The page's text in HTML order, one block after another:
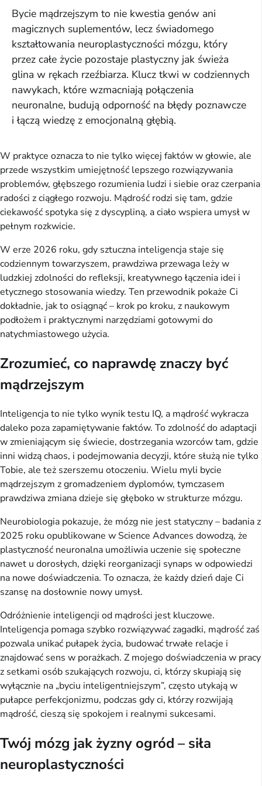
Bycie mądrzejszym to nie kwestia genów ani
magicznych suplementów, lecz świadomego
kształtowania neuroplastyczności mózgu, który
przez całe życie pozostaje plastyczny jak świeża
glina w rękach rzeźbiarza. Klucz tkwi w codziennych
nawykach, które wzmacniają połączenia
neuronalne, budują odporność na błędy poznawcze
i łączą wiedzę z emocjonalną głębią.
W praktyce oznacza to nie tylko więcej faktów w głowie, ale
przede wszystkim umiejętność lepszego rozwiązywania
problemów, głębszego rozumienia ludzi i siebie oraz czerpania
radości z ciągłego rozwoju. Mądrość rodzi się tam, gdzie
ciekawość spotyka się z dyscypliną, a ciało wspiera umysł w
pełnym rozkwicie.
W erze 2026 roku, gdy sztuczna inteligencja staje się
codziennym towarzyszem, prawdziwa przewaga leży w
ludzkiej zdolności do refleksji, kreatywnego łączenia idei i
etycznego stosowania wiedzy. Ten przewodnik pokaże Ci
dokładnie, jak to osiągnąć – krok po kroku, z naukowym
podłożem i praktycznymi narzędziami gotowymi do
natychmiastowego użycia.
Zrozumieć, co naprawdę znaczy być
mądrzejszym
Inteligencja to nie tylko wynik testu IQ, a mądrość wykracza
daleko poza zapamiętywanie faktów. To zdolność do adaptacji
w zmieniającym się świecie, dostrzegania wzorców tam, gdzie
inni widzą chaos, i podejmowania decyzji, które służą nie tylko
Tobie, ale też szerszemu otoczeniu. Wielu myli bycie
mądrzejszym z gromadzeniem dyplomów, tymczasem
prawdziwa zmiana dzieje się głęboko w strukturze mózgu.
Neurobiologia pokazuje, że mózg nie jest statyczny – badania z
2025 roku opublikowane w Science Advances dowodzą, że
plastyczność neuronalna umożliwia uczenie się społeczne
nawet u dorosłych, dzięki reorganizacji synaps w odpowiedzi
na nowe doświadczenia. To oznacza, że każdy dzień daje Ci
szansę na dosłownie nowy umysł.
Odróżnienie inteligencji od mądrości jest kluczowe.
Inteligencja pomaga szybko rozwiązywać zagadki, mądrość zaś
pozwala unikać pułapek życia, budować trwałe relacje i
znajdować sens w porażkach. Z mojego doświadczenia w pracy
z setkami osób szukających rozwoju, ci, którzy skupiają się
wyłącznie na „byciu inteligentniejszym”, często utykają w
pułapce perfekcjonizmu, podczas gdy ci, którzy rozwijają
mądrość, cieszą się spokojem i realnymi sukcesami.
Twój mózg jak żyzny ogród – siła
neuroplastyczności